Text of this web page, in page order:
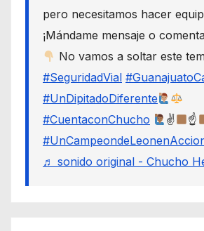
pero necesitamos hacer
¡Mándame mensaje o
No vamos a soltar este
#SeguridadVial
#UnDipitadoDiferente
#CuentaconChucho
✌
☝
♬ sonido original - Chucho